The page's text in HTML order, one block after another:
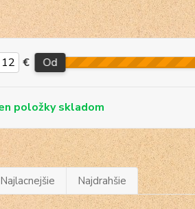
€ Od
skladom
Najlacnejšie Najdrahšie